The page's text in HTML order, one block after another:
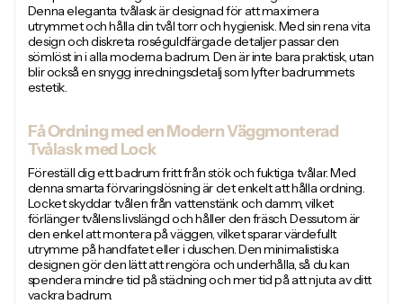
Denna eleganta tvålask är designad för att maximera
utrymmet och hålla din tvål torr och hygienisk. Med sin rena vita
design och diskreta roséguldfärgade detaljer passar den
sömlöst in i alla moderna badrum. Den är inte bara praktisk, utan
blir också en snygg inredningsdetalj som lyfter badrummets
estetik.
Få Ordning med en Modern Väggmonterad
Tvålask med Lock
Föreställ dig ett badrum fritt från stök och fuktiga tvålar. Med
denna smarta förvaringslösning är det enkelt att hålla ordning.
Locket skyddar tvålen från vattenstänk och damm, vilket
förlänger tvålens livslängd och håller den fräsch. Dessutom är
den enkel att montera på väggen, vilket sparar värdefullt
utrymme på handfatet eller i duschen. Den minimalistiska
designen gör den lätt att rengöra och underhålla, så du kan
spendera mindre tid på städning och mer tid på att njuta av ditt
vackra badrum.